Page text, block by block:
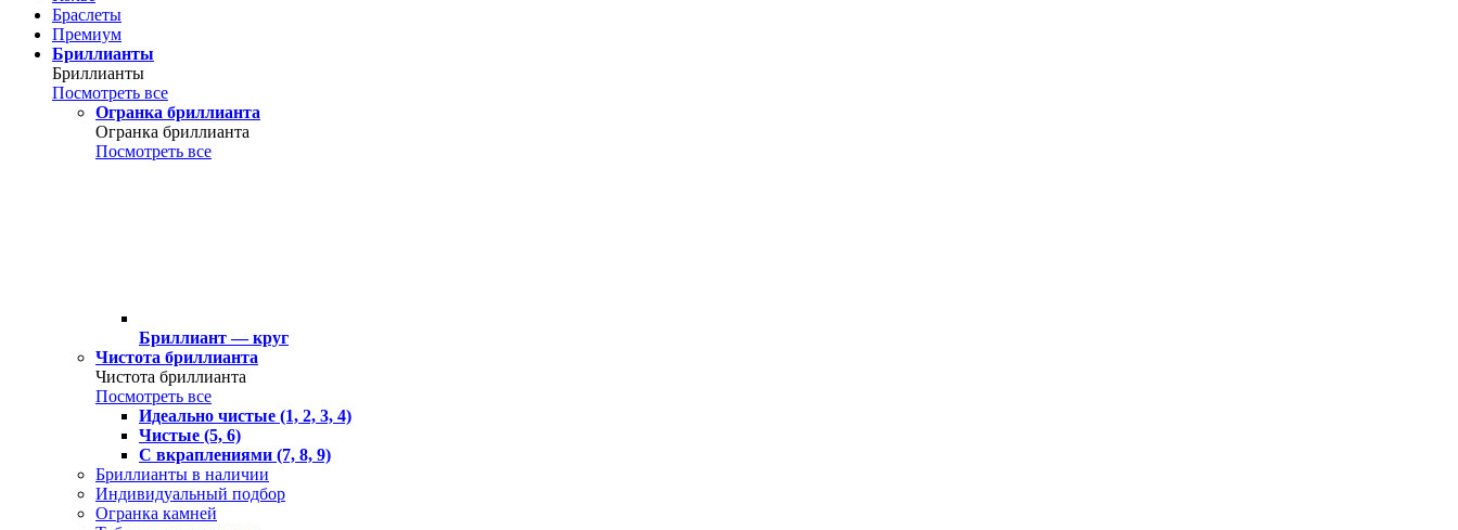
Браслеты
Премиум
Бриллианты
Бриллианты
Посмотреть все
Огранка бриллианта
Огранка бриллианта
Посмотреть все
Бриллиант — круг
Чистота бриллианта
Чистота бриллианта
Посмотреть все
Идеально чистые (1, 2, 3, 4)
Чистые (5, 6)
С вкраплениями (7, 8, 9)
Бриллианты в наличии
Индивидуальный подбор
Огранка камней